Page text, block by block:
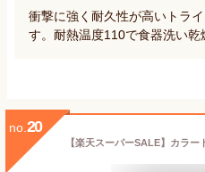
衝撃に強く耐久性が高いトラ
す。耐熱温度110で食器洗い乾
no. 20